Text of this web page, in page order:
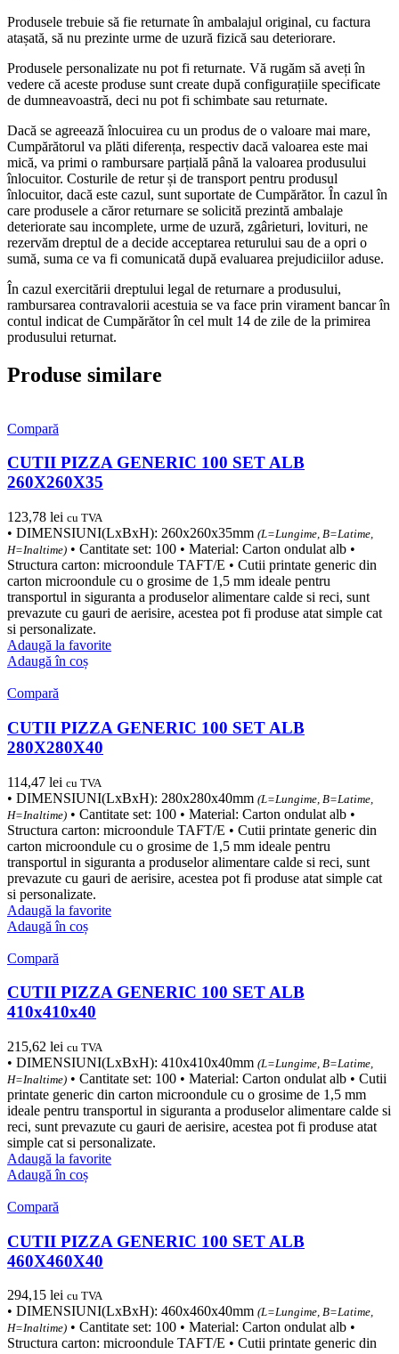
Produsele trebuie să fie returnate în ambalajul original, cu factura
atașată, să nu prezinte urme de uzură fizică sau deteriorare.
Produsele personalizate nu pot fi returnate. Vă rugăm să aveți în
vedere că aceste produse sunt create după configurațiile specificate
de dumneavoastră, deci nu pot fi schimbate sau returnate.
Dacă se agreează înlocuirea cu un produs de o valoare mai mare,
Cumpărătorul va plăti diferența, respectiv dacă valoarea este mai
mică, va primi o rambursare parțială până la valoarea produsului
înlocuitor. Costurile de retur și de transport pentru produsul
înlocuitor, dacă este cazul, sunt suportate de Cumpărător. În cazul în
care produsele a căror returnare se solicită prezintă ambalaje
deteriorate sau incomplete, urme de uzură, zgârieturi, lovituri, ne
rezervăm dreptul de a decide acceptarea returului sau de a opri o
sumă, suma ce va fi comunicată după evaluarea prejudiciilor aduse.
În cazul exercitării dreptului legal de returnare a produsului,
rambursarea contravalorii acestuia se va face prin virament bancar în
contul indicat de Cumpărător în cel mult 14 de zile de la primirea
produsului returnat.
Produse similare
Compară
CUTII PIZZA GENERIC 100 SET ALB
260X260X35
123,78 lei cu TVA
• DIMENSIUNI(LxBxH): 260x260x35mm (L=Lungime, B=Latime,
H=Inaltime) • Cantitate set: 100 • Material: Carton ondulat alb •
Structura carton: microondule TAFT/E • Cutii printate generic din
carton microondule cu o grosime de 1,5 mm ideale pentru
transportul in siguranta a produselor alimentare calde si reci, sunt
prevazute cu gauri de aerisire, acestea pot fi produse atat simple cat
si personalizate.
Adaugă la favorite
Adaugă în coș
Compară
CUTII PIZZA GENERIC 100 SET ALB
280X280X40
114,47 lei cu TVA
• DIMENSIUNI(LxBxH): 280x280x40mm (L=Lungime, B=Latime,
H=Inaltime) • Cantitate set: 100 • Material: Carton ondulat alb •
Structura carton: microondule TAFT/E • Cutii printate generic din
carton microondule cu o grosime de 1,5 mm ideale pentru
transportul in siguranta a produselor alimentare calde si reci, sunt
prevazute cu gauri de aerisire, acestea pot fi produse atat simple cat
si personalizate.
Adaugă la favorite
Adaugă în coș
Compară
CUTII PIZZA GENERIC 100 SET ALB
410x410x40
215,62 lei cu TVA
• DIMENSIUNI(LxBxH): 410x410x40mm (L=Lungime, B=Latime,
H=Inaltime) • Cantitate set: 100 • Material: Carton ondulat alb • Cutii
printate generic din carton microondule cu o grosime de 1,5 mm
ideale pentru transportul in siguranta a produselor alimentare calde si
reci, sunt prevazute cu gauri de aerisire, acestea pot fi produse atat
simple cat si personalizate.
Adaugă la favorite
Adaugă în coș
Compară
CUTII PIZZA GENERIC 100 SET ALB
460X460X40
294,15 lei cu TVA
• DIMENSIUNI(LxBxH): 460x460x40mm (L=Lungime, B=Latime,
H=Inaltime) • Cantitate set: 100 • Material: Carton ondulat alb •
Structura carton: microondule TAFT/E • Cutii printate generic din